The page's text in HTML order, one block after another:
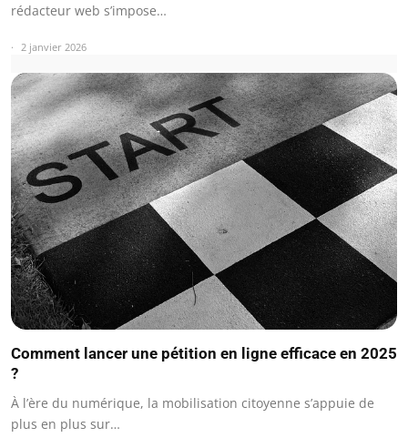
rédacteur web s’impose…
2 janvier 2026
Comment lancer une pétition en ligne efficace en 2025
?
À l’ère du numérique, la mobilisation citoyenne s’appuie de
plus en plus sur…